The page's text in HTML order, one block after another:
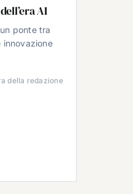
AI
ponte tra
innovazione
della redazione